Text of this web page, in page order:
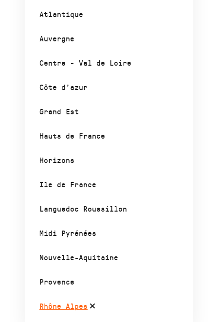
Atlantique
Auvergne
Centre - Val de Loire
Côte d’azur
Grand Est
Hauts de France
Horizons
Ile de France
Languedoc Roussillon
Midi Pyrénées
Nouvelle-Aquitaine
Provence
Rhône Alpes